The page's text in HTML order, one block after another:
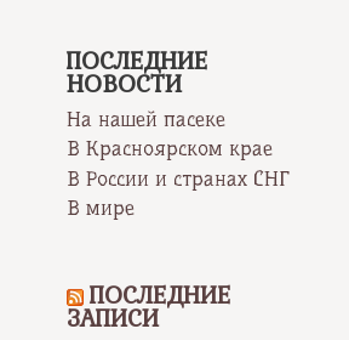
ПОСЛЕДНИЕ
НОВОСТИ
На нашей пасеке
В Красноярском крае
В России и странах СНГ
В мире
ПОСЛЕДНИЕ
ЗАПИСИ